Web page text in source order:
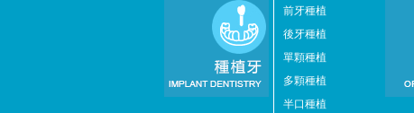
前牙種植
後牙種植
單顆種植
多顆種植
半口種植